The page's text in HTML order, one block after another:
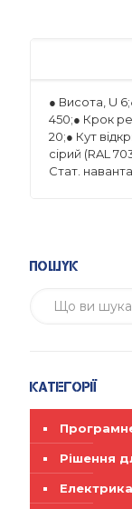
● Висота, U
450;● Крок
20;● Кут
сірий (RAL
Стат.
Пошук
Категорії
Рішення